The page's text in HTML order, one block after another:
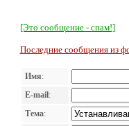
[Это сообщение - спам!]
Последние сообщения из
Имя:
E-mail:
Тема: